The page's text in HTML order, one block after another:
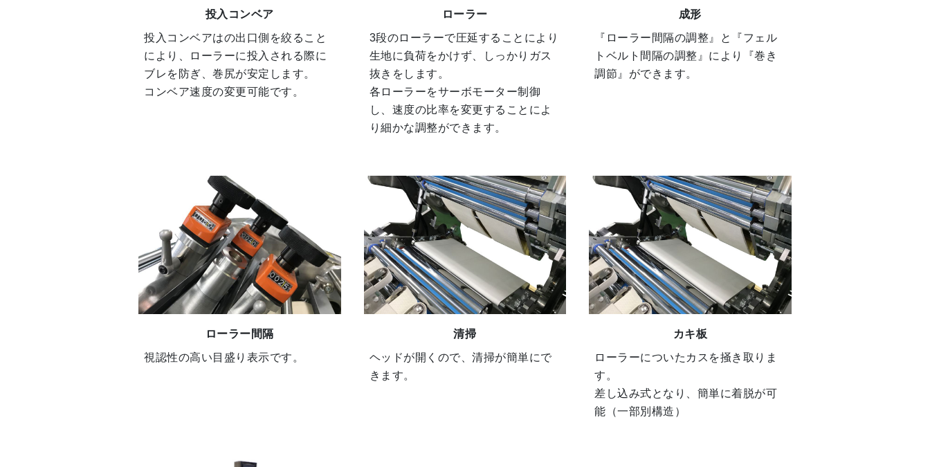
投入コンベア
投入コンベアはの出口側を絞ること
により、ローラーに投入される際に
ブレを防ぎ、巻尻が安定します。
コンベア速度の変更可能です。
ローラー
3段のローラーで圧延することにより
生地に負荷をかけず、しっかりガス
抜きをします。
各ローラーをサーボモーター制御
し、速度の比率を変更することによ
り細かな調整ができます。
成形
『ローラー間隔の調整』と『フェル
トベルト間隔の調整』により『巻き
調節』ができます。
ローラー間隔
視認性の高い目盛り表示です。
清掃
ヘッドが開くので、清掃が簡単にで
きます。
カキ板
ローラーについたカスを掻き取りま
す。
差し込み式となり、簡単に着脱が可
能（一部別構造）